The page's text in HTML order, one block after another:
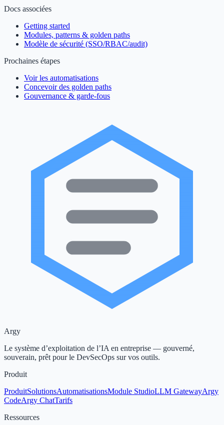
Docs associées
Getting started
Modules, patterns & golden paths
Modèle de sécurité (SSO/RBAC/audit)
Prochaines étapes
Voir les automatisations
Concevoir des golden paths
Gouvernance & garde-fous
Argy
Le système d’exploitation de l’IA en entreprise — gouverné,
souverain, prêt pour le DevSecOps sur vos outils.
Produit
ProduitSolutionsAutomatisationsModule StudioLLM GatewayArgy
CodeArgy ChatTarifs
Ressources